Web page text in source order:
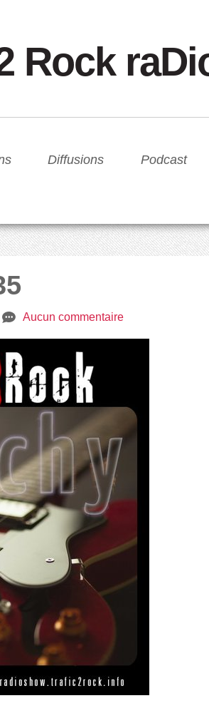
Rock
Diffusions Podcast
e Aucun commentaire